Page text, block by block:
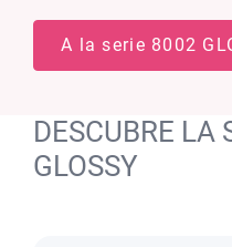
A la serie 8002
DESCUBRE LA
GLOSSY